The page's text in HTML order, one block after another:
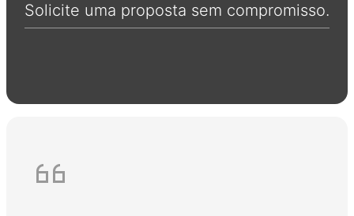
Solicite uma proposta sem compromisso.